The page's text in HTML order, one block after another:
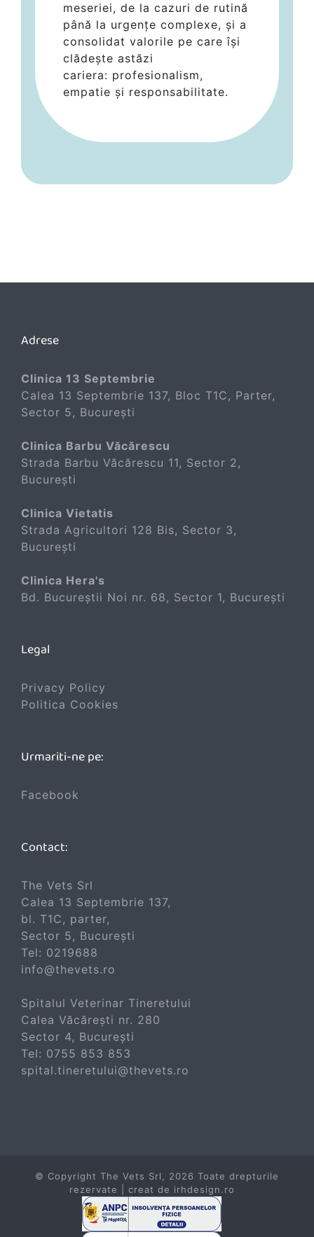
meseriei, de la cazuri de rutină
până la urgențe complexe, și a
consolidat valorile pe care își
clădește astăzi
cariera: profesionalism,
empatie și responsabilitate.
Adrese
Clinica 13 Septembrie
Calea 13 Septembrie 137, Bloc T1C, Parter,
Sector 5, București
Clinica Barbu Văcărescu
Strada Barbu Văcărescu 11, Sector 2,
București
Clinica Vietatis
Strada Agricultori 128 Bis, Sector 3,
București
Clinica Hera's
Bd. Bucureștii Noi nr. 68, Sector 1, București
Legal
Privacy Policy
Politica Cookies
Urmariti-ne pe:
Facebook
Contact:
The Vets Srl
Calea 13 Septembrie 137,
bl. T1C, parter,
Sector 5, București
Tel: 0219688
info@thevets.ro
Spitalul Veterinar Tineretului
Calea Văcărești nr. 280
Sector 4, București
Tel: 0755 853 853
spital.tineretului@thevets.ro
© Copyright The Vets Srl, 2026 Toate drepturile
rezervate | creat de irhdesign.ro